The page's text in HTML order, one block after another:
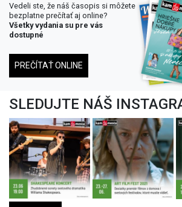
Vedeli ste, že náš časopis si môžete
bezplatne prečítať aj online?
Všetky vydania su pre vás
dostupné
PREČÍTAŤ ONLINE
SLEDUJTE NÁŠ